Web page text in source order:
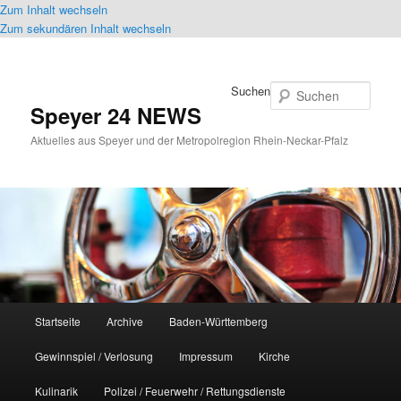
Zum Inhalt wechseln
Zum sekundären Inhalt wechseln
Speyer 24 NEWS
Aktuelles aus Speyer und der Metropolregion Rhein-Neckar-Pfalz
Suchen
Startseite Archive Baden-Württemberg
Gewinnspiel / Verlosung Impressum Kirche
Kulinarik Polizei / Feuerwehr / Rettungsdienste